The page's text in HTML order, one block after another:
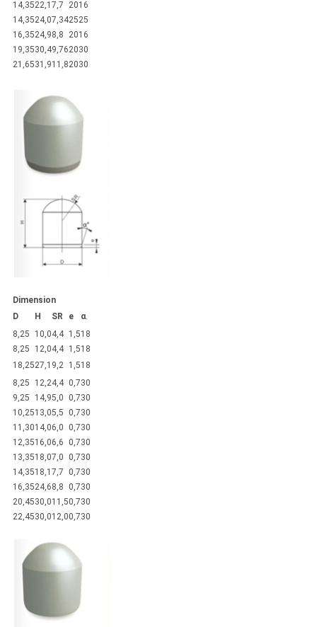
14,3522,1 7,7 2016
14,3524,07,342525
16,3524,98,8 2016
19,3530,49,762030
21,6531,911,82030
Dimension
D
H SR e α.
8,25
10,04,4 1,518
8,25
12,04,4 1,518
18,2527,1 9,2 1,518
8,25
12,24,4 0,730
9,25
14,95,0 0,730
10,2513,05,5 0,730
11,3014,06,0 0,730
12,3516,06,6 0,730
13,3518,07,0 0,730
14,3518,1 7,7 0,730
16,3524,68,8 0,730
20,4530,011,50,730
22,4530,012,00,730